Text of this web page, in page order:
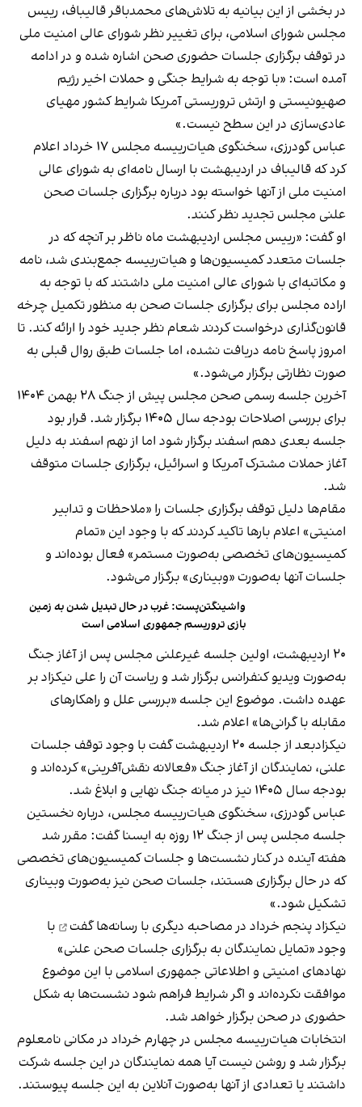
در بخشی از این بیانیه به تلاش‌های محمدباقر قالیباف، رییس
مجلس شورای اسلامی، برای تغییر نظر شورای عالی امنیت ملی
در توقف برگزاری جلسات حضوری صحن اشاره شده و در ادامه
آمده است: «با توجه به شرایط جنگی و حملات اخیر رژیم
صهیونیستی و ارتش تروریستی آمریکا شرایط کشور مهیای
عادی‌سازی در این سطح نیست.»
عباس گودرزی، سخنگوی هیات‌رییسه مجلس ۱۷ خرداد اعلام
کرد که قالیباف در اردیبهشت با ارسال نامه‌ای به شورای عالی
امنیت ملی از آنها خواسته بود درباره برگزاری جلسات صحن
علنی مجلس تجدید نظر کنند.
او گفت: «رییس مجلس اردیبهشت ماه ناظر بر آنچه که در
جلسات متعدد کمیسیون‌ها و هیات‌رییسه جمع‌بندی شد، نامه
و مکاتبه‌ای با شورای عالی امنیت ملی داشتند که با توجه به
اراده مجلس برای برگزاری جلسات صحن به منظور تکمیل چرخه
قانون‌گذاری درخواست کردند شعام نظر جدید خود را ارائه کند. تا
امروز پاسخ نامه دریافت نشده، اما جلسات طبق روال قبلی به
صورت نظارتی برگزار می‌شود.»
آخرین جلسه رسمی صحن مجلس پیش از جنگ ۲۸ بهمن ۱۴۰۴
برای بررسی اصلاحات بودجه سال ۱۴۰۵ برگزار شد. قرار بود
جلسه بعدی دهم اسفند برگزار شود اما از نهم اسفند به‌ دلیل
آغاز حملات مشترک آمریکا و اسرائیل، برگزاری جلسات متوقف
شد.
مقام‌ها دلیل توقف برگزاری جلسات را «ملاحظات و تدابیر
امنیتی» اعلام بارها تاکید کردند که با وجود این «تمام
کمیسیون‌های تخصصی به‌صورت مستمر» فعال بوده‌اند و
جلسات آنها به‌صورت «وبیناری» برگزار می‌شود.
واشینگتن‌پست: غرب در حال تبدیل شدن به زمین
بازی تروریسم جمهوری اسلامی است
۲۰ اردیبهشت، اولین جلسه غیرعلنی مجلس پس از آغاز جنگ
به‌صورت ویدیو کنفرانس برگزار شد و ریاست آن را علی نیکزاد بر
عهده داشت. موضوع این جلسه «بررسی علل و راهکارهای
مقابله با گرانی‌ها» اعلام شد.
نیکزادبعد از جلسه ۲۰ اردیبهشت گفت با وجود توقف جلسات
علنی، نمایندگان از آغاز جنگ «فعالانه نقش‌آفرینی» کرده‌اند و
بودجه سال ۱۴۰۵ نیز در میانه جنگ نهایی و ابلاغ شد.
عباس گودرزی، سخنگوی هیات‌رییسه مجلس، درباره نخستین
جلسه مجلس پس از جنگ ۱۲ روزه به ایسنا گفت: مقرر شد
هفته آینده در کنار نشست‌ها و جلسات کمیسیون‌های تخصصی
که در حال برگزاری هستند، جلسات صحن نیز به‌صورت وبیناری
تشکیل شود.»
نیکزاد پنجم خرداد در مصاحبه دیگری با رسانه‌هاگفت
با
وجود «تمایل نمایندگان به برگزاری جلسات صحن علنی»
نهادهای امنیتی و اطلاعاتی جمهوری اسلامی با این موضوع
موافقت نکرده‌اند و اگر شرایط فراهم شود نشست‌ها به شکل
حضوری در صحن برگزار خواهد شد.
انتخابات هیات‌رییسه مجلس در چهارم خرداد در مکانی نامعلوم
برگزار شد و روشن نیست آیا همه نمایندگان در این جلسه شرکت
داشتند یا تعدادی از آنها به‌صورت آنلاین به این جلسه پیوستند.